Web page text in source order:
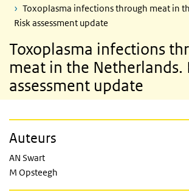
Toxoplasma infections through meat in
Risk assessment update
Toxoplasma infections
meat in the Netherlands.
assessment update
Auteurs
AN Swart
M Opsteegh